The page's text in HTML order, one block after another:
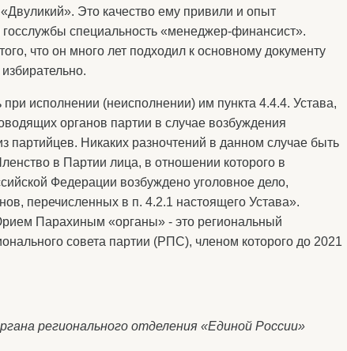
Это качество ему привили и опыт
специальность «менеджер-финансист».
что он много лет подходил к основному документу
исполнении (неисполнении) им пункта 4.4.4. Устава,
органов партии в случае возбуждения
партийцев. Никаких разночтений в данном случае быть
в Партии лица, в отношении которого в
Федерации возбуждено уголовное дело,
перечисленных в п. 4.2.1 настоящего Устава».
Парахиным «органы» - это региональный
совета партии (РПС), членом которого до 2021
регионального отделения «Единой России»